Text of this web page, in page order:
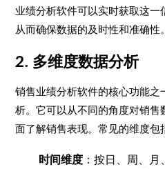
业绩分析软件可以实时获取这一
从而确保数据的及时性和准确性。
2. 多维度数据分析
销售业绩分析软件的核心功能
析。它可以从不同的角度对销售
面了解销售表现。常见的维度包
时间维度 ：按日、周、